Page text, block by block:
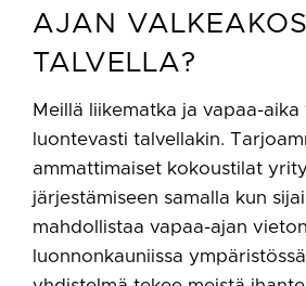
AJAN
TALVELLA?
Meillä liikematka ja vapaa-
luontevasti talvellakin.
ammattimaiset kokoustilat
järjestämiseen samalla kun
mahdollistaa vapaa-ajan vieton
luonnonkauniissa